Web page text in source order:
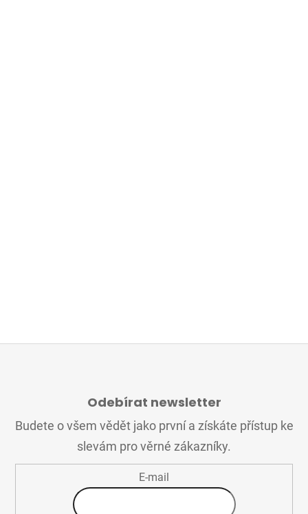
Odebírat newsletter
Budete o všem vědět jako první a získáte přístup ke
slevám pro věrné zákazníky.
E-mail